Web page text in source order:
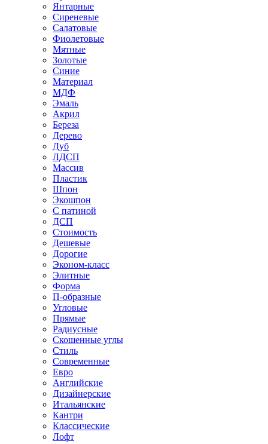
Янтарные
Сиреневые
Салатовые
Фиолетовые
Мятные
Золотые
Синие
Материал
МДФ
Эмаль
Акрил
Береза
Дерево
Дуб
ЛДСП
Массив
Пластик
Шпон
Экошпон
С патиной
ДСП
Стоимость
Дешевые
Дорогие
Эконом-класс
Элитные
Форма
П-образные
Угловые
Прямые
Радиусные
Скошенные углы
Стиль
Современные
Евро
Английские
Дизайнерские
Итальянские
Кантри
Классические
Лофт